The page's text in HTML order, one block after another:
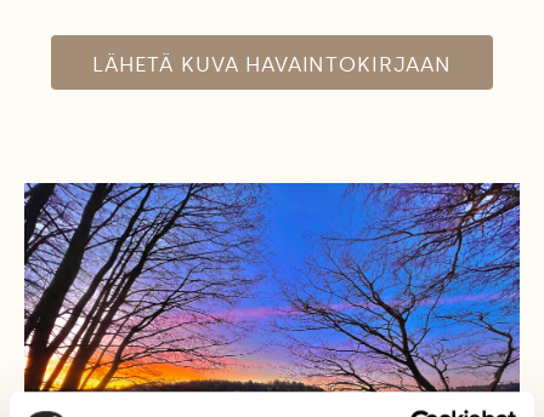
LÄHETÄ KUVA HAVAINTOKIRJAAN